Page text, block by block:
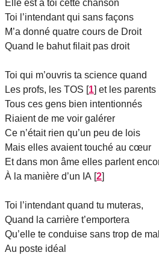
Elle est à toi cette chanson
Toi l’intendant qui sans façons
M’a donné quatre cours de Droit
Quand le bahut filait pas droit
Toi qui m’ouvris ta science quand
Les profs, les TOS [1] et les parents
Tous ces gens bien intentionnés
Riaient de me voir galérer
Ce n’était rien qu’un peu de lois
Mais elles avaient touché au cœur
Et dans mon âme elles parlent
À la manière d’un IA [2]
Toi l’intendant quand tu muteras,
Quand la carrière t’emportera
Qu’elle te conduise sans trop de
Au poste idéal